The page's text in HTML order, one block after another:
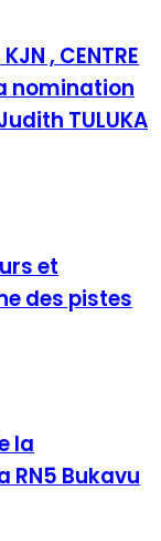
, CENTRE
nomination
TULUKA
et
des pistes
la
RN5 Bukavu